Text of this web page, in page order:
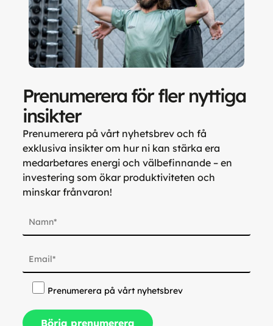
Prenumerera för fler nyttiga
insikter
Prenumerera på vårt nyhetsbrev och få
exklusiva insikter om hur ni kan stärka era
medarbetares energi och välbefinnande – en
investering som ökar produktiviteten och
minskar frånvaron!
Prenumerera på vårt nyhetsbrev